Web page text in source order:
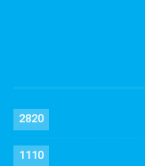
2820
1110